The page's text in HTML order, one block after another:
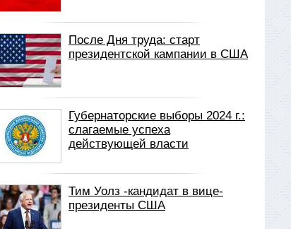
После Дня труда: старт
президентской кампании в США
Губернаторские выборы 2024 г.:
слагаемые успеха
действующей власти
Тим Уолз -кандидат в вице-
президенты США